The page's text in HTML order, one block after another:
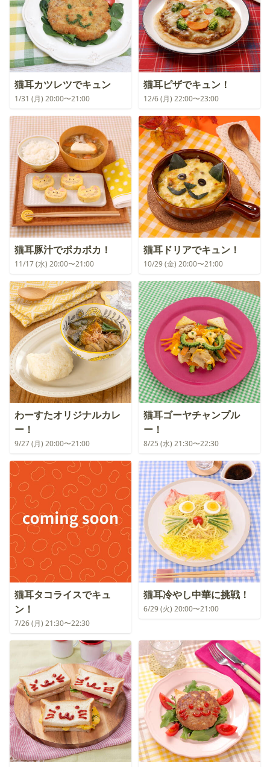
猫耳カツレツでキュン
1/31 (月) 20:00〜21:00
猫耳ピザでキュン！
12/6 (月) 22:00〜23:00
猫耳豚汁でポカポカ！
11/17 (水) 20:00〜21:00
猫耳ドリアでキュン！
10/29 (金) 20:00〜21:00
わーすたオリジナルカレ
ー！
9/27 (月) 20:00〜21:00
猫耳ゴーヤチャンプル
ー！
8/25 (水) 21:30〜22:30
猫耳タコライスでキュ
ン！
7/26 (月) 21:30〜22:30
猫耳冷やし中華に挑戦！
6/29 (火) 20:00〜21:00